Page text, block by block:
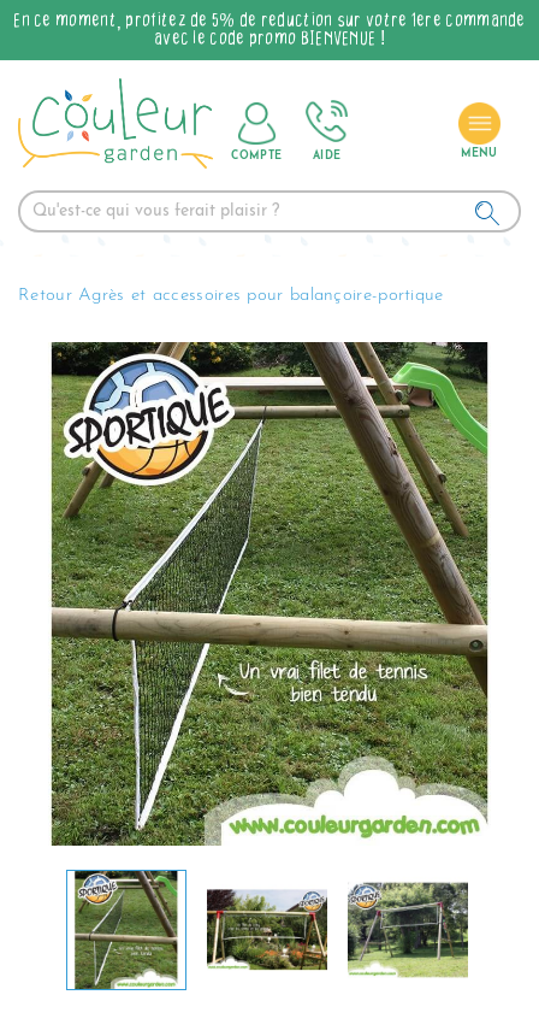
En ce moment, profitez de 5% de réduction sur votre 1ère commande
avec le code promo BIENVENUE !
COMPTE AIDE
Retour Agrès et accessoires pour balançoire-portique